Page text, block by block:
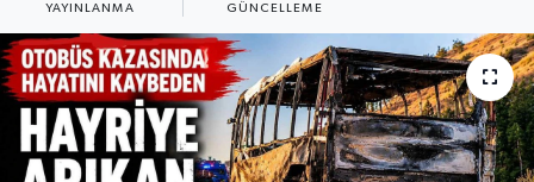
YAYINLANMA GÜNCELLEME